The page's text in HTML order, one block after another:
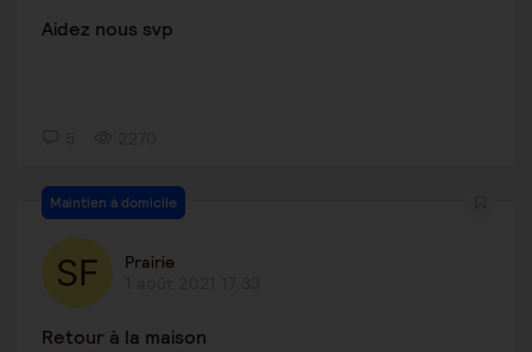
Aidez nous svp
Maintien à domicile
Prairie
Retour à la maison